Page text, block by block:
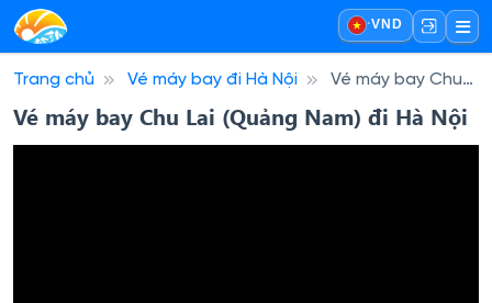
·VND
Trang chủ Vé máy bay đi Hà Nội
Vé máy bay Chu
Lai (Quảng Nam) đi Hà Nội
Vé máy bay Chu Lai (Quảng Nam) đi Hà Nội